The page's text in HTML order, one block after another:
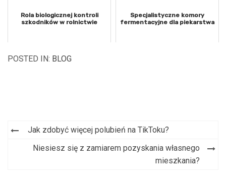
Rola biologicznej kontroli
szkodników w rolnictwie
Specjalistyczne komory
fermentacyjne dla piekarstwa
POSTED IN: BLOG
Nawigacja
wpisu
Jak zdobyć więcej polubień na TikToku?
Niesiesz się z zamiarem pozyskania własnego
mieszkania?